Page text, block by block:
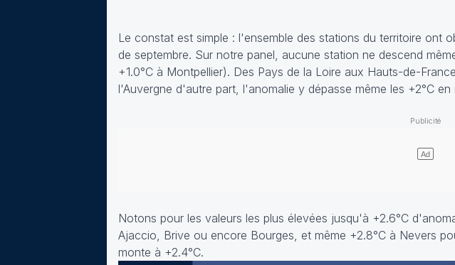
Le constat est simple : l'ensemble des stations du territoire ont
de septembre. Sur notre panel, aucune station ne descend
+1.0°C à Montpellier). Des Pays de la Loire aux Hauts-de-
l'Auvergne d'autre part, l'anomalie y dépasse même les +2°C en
Notons pour les valeurs les plus élevées jusqu'à +2.6°C
Ajaccio, Brive ou encore Bourges, et même +2.8°C à Nevers
monte à +2.4°C.